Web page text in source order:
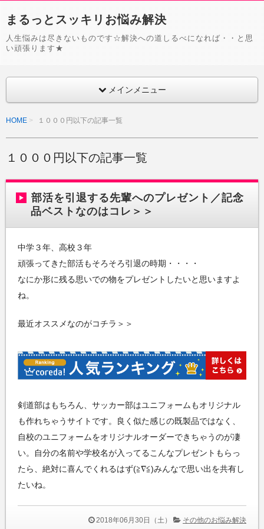
まるっとスッキリお悩み解決
人生悩みは尽きないものです☆解決への道しるべになれば・・と思
い頑張ります★
メインメニュー
HOME １０００円以下の記事一覧
１０００円以下の記事一覧
部活を引退する先輩へのプレゼント／記念
品ベストなのはコレ＞＞
中学３年、高校３年
頑張ってきた部活もそろそろ引退の時期・・・・
なにか形に残る思いでの物をプレゼントしたいと思いますよ
ね。
最近オススメなのがコチラ＞＞
剣道部はもちろん、サッカー部はユニフォームもオリジナル
も作れちゃうサイトです。良く似た感じの既製品ではなく、
自校のユニフォームをオリジナルオーダーできちゃうのが凄
い。自分の名前や学校名が入ってるこんなプレゼントもらっ
たら、絶対に喜んでくれるはず(≧∇≦)みんなで思い出を共有し
たいね。
2018年06月30日（土） その他のお悩み解決